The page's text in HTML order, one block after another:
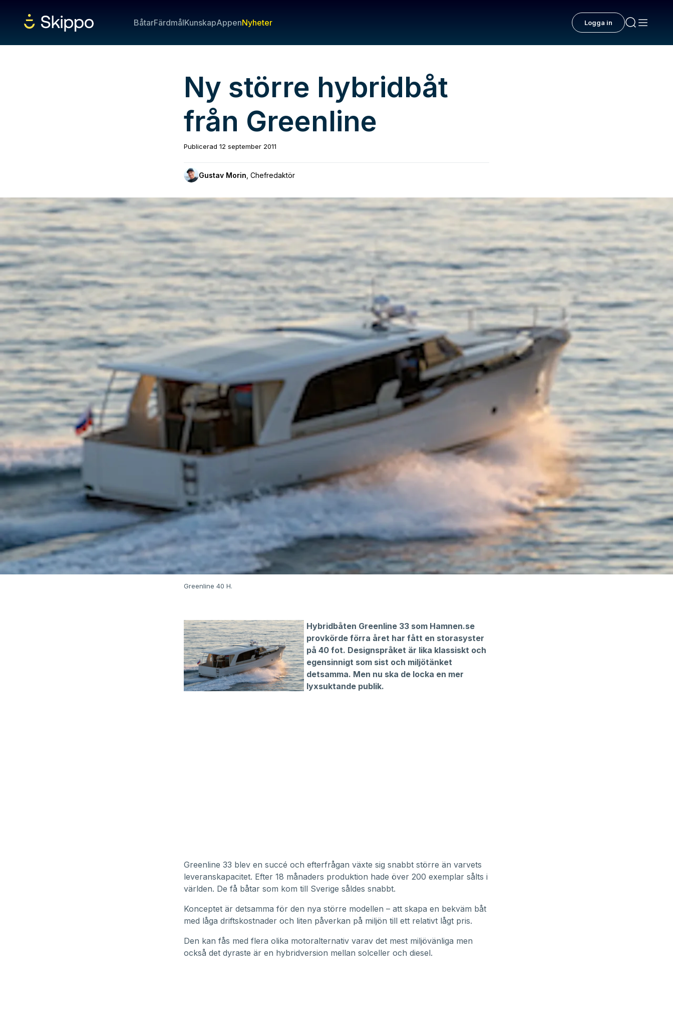
BåtarFärdmålKunskapAppenNyheter Logga in
Ny större hybridbåt
från Greenline
Publicerad 12 september 2011
Gustav Morin Chefredaktör
Greenline 40 H.
Hybridbåten Greenline 33 som Hamnen.se
provkörde förra året har fått en storasyster
på 40 fot. Designspråket är lika klassiskt och
egensinnigt som sist och miljötänket
detsamma. Men nu ska de locka en mer
lyxsuktande publik.
Greenline 33 blev en succé och efterfrågan växte sig snabbt större än varvets
leveranskapacitet. Efter 18 månaders produktion hade över 200 exemplar sålts i
världen. De få båtar som kom till Sverige såldes snabbt.
Konceptet är detsamma för den nya större modellen – att skapa en bekväm båt
med låga driftskostnader och liten påverkan på miljön till ett relativt lågt pris.
Den kan fås med flera olika motoralternativ varav det mest miljövänliga men
också det dyraste är en hybridversion mellan solceller och diesel.